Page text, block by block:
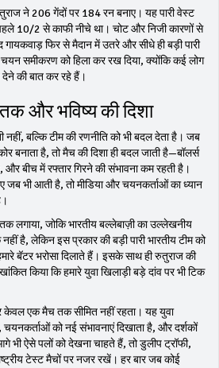
ने 206 गेंदों पर 184 रन बनाए। यह पारी वेस्ट
10/2 से काफी नीचे था। चोट और निजी कारणों से
फिर से मैदान में उतरे और सीधे ही बड़ी पारी
समीकरण को हिला कर रख दिया, क्योंकि कई लोग
की बात कर रहे हैं।
और भविष्य की दिशा
नहीं, बल्कि टीम की रणनीति को भी बदल देता है। जब
बनाता है, तो मैच की दिशा ही बदल जाती है—बॉलर्स
और बीच में रफ्तार गिरने की संभावना कम रहती है।
जब भी आती है, तो मीडिया और चयनकर्ताओं का ध्यान
लगाया, जोकि भारतीय बल्लेबाज़ी का उल्लेखनीय
है, लेकिन इस प्रकार की बड़ी पारी भारतीय टीम को
बॅटर भरोसा दिलाते हैं। इसके साथ ही रुतुराज की
किया कि हमारे युवा खिलाड़ी बड़े दांव पर भी टिक
एक मैच तक सीमित नहीं रहता। यह युवा
चयनकर्ताओं को नई संभावनाएं दिखाता है, और दर्शकों
भी ऐसे पलों को देखना चाहते हैं, तो डुलीप ट्रॉफी,
टेस्ट मैचों पर नजर रखें। हर बार जब कोई